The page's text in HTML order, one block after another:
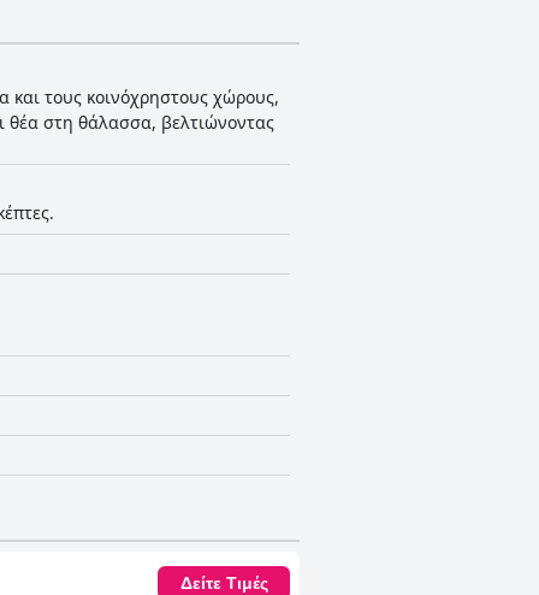
τους κοινόχρηστους χώρους,
θέα στη θάλασσα, βελτιώνοντας
Δείτε Τιμές